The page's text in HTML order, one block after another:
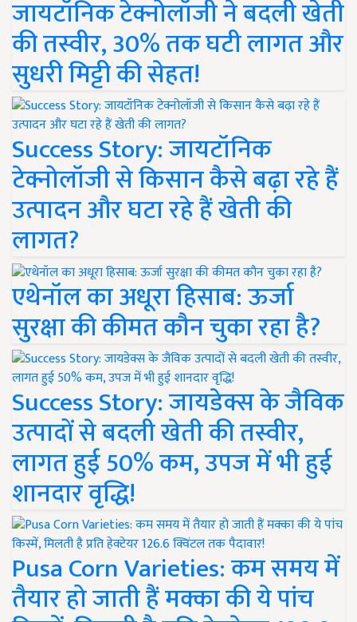
जायटॉनिक टेक्नोलॉजी ने बदली खेती
की तस्वीर, 30% तक घटी लागत और
सुधरी मिट्टी की सेहत!
Success Story: जायटॉनिक
टेक्नोलॉजी से किसान कैसे बढ़ा रहे हैं
उत्पादन और घटा रहे हैं खेती की
लागत?
एथेनॉल का अधूरा हिसाब: ऊर्जा
सुरक्षा की कीमत कौन चुका रहा है?
Success Story: जायडेक्स के जैविक
उत्पादों से बदली खेती की तस्वीर,
लागत हुई 50% कम, उपज में भी हुई
शानदार वृद्धि!
Pusa Corn Varieties: कम समय में
तैयार हो जाती हैं मक्का की ये पांच